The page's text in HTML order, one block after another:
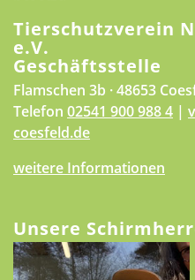
Tierschutzverein
e.V.
Geschäftsstelle
Flamschen 3b · 48653
Telefon 02541 900 988 4 |
coesfeld.de
weitere Informationen
Unsere